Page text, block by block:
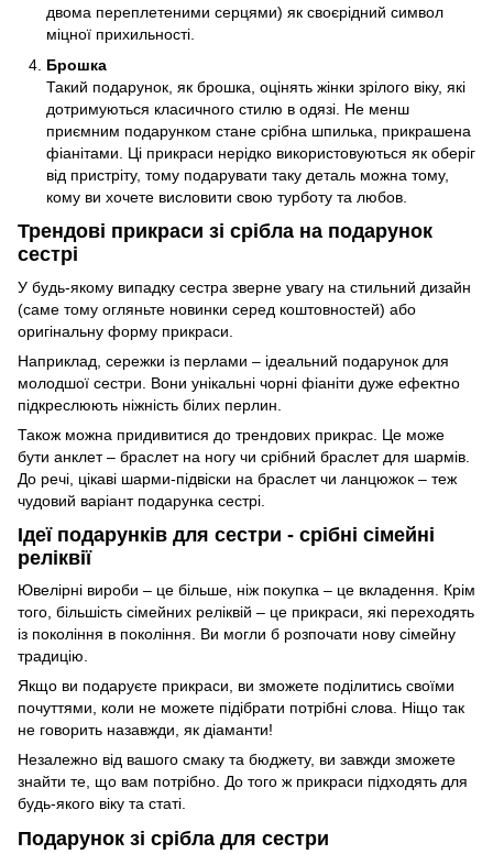
двома переплетеними серцями) як своєрідний символ
міцної прихильності.
Брошка
Такий подарунок, як брошка, оцінять жінки зрілого віку, які
дотримуються класичного стилю в одязі. Не менш
приємним подарунком стане срібна шпилька, прикрашена
фіанітами. Ці прикраси нерідко використовуються як оберіг
від пристріту, тому подарувати таку деталь можна тому,
кому ви хочете висловити свою турботу та любов.
Трендові прикраси зі срібла на подарунок
сестрі
У будь-якому випадку сестра зверне увагу на стильний дизайн
(саме тому огляньте новинки серед коштовностей) або
оригінальну форму прикраси.
Наприклад, сережки із перлами – ідеальний подарунок для
молодшої сестри. Вони унікальні чорні фіаніти дуже ефектно
підкреслюють ніжність білих перлин.
Також можна придивитися до трендових прикрас. Це може
бути анклет – браслет на ногу чи срібний браслет для шармів.
До речі, цікаві шарми-підвіски на браслет чи ланцюжок – теж
чудовий варіант подарунка сестрі.
Ідеї подарунків для сестри - срібні сімейні
реліквії
Ювелірні вироби – це більше, ніж покупка – це вкладення. Крім
того, більшість сімейних реліквій – це прикраси, які переходять
із покоління в покоління. Ви могли б розпочати нову сімейну
традицію.
Якщо ви подаруєте прикраси, ви зможете поділитись своїми
почуттями, коли не можете підібрати потрібні слова. Ніщо так
не говорить назавжди, як діаманти!
Незалежно від вашого смаку та бюджету, ви завжди зможете
знайти те, що вам потрібно. До того ж прикраси підходять для
будь-якого віку та статі.
Подарунок зі срібла для сестри